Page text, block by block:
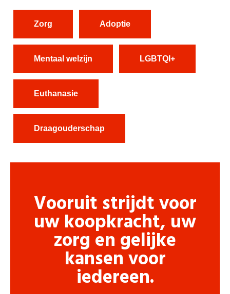
Zorg Adoptie
Mentaal welzijn LGBTQI+
Euthanasie
Draagouderschap
Vooruit strijdt voor
uw koopkracht, uw
zorg en gelijke
kansen voor
iedereen.